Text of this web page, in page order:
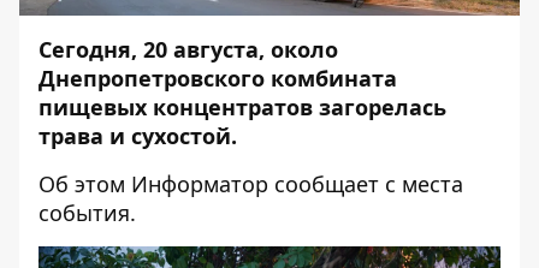
Сегодня, 20 августа, около
Днепропетровского комбината
пищевых концентратов загорелась
трава и сухостой.
Об этом Информатор сообщает с места
события.